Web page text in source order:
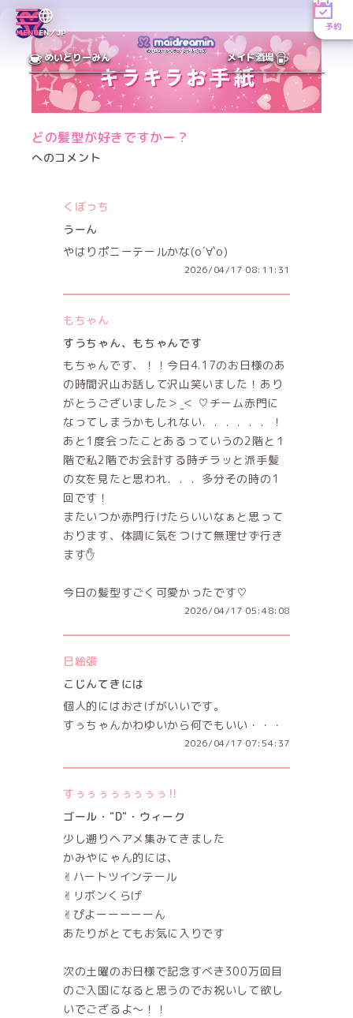
MENUEN／JP
予約
めいどりーみん メイド酒場
どの髪型が好きですかー？
へのコメント
くぼっち
うーん
やはりポニーテールかな(о´∀`о)
2026/04/17 08:11:31
もちゃん
すうちゃん、もちゃんです
もちゃんです、！！今日4.17のお日様のあ
の時間沢山お話して沢山笑いました！あり
がとうございました＞ ̫＜ ♡チーム赤門に
なってしまうかもしれない．．．．．．！
あと1度会ったことあるっていうの2階と１
階で私2階でお会計する時チラッと派手髪
の女を見たと思われ．．．多分その時の1
回です！
またいつか赤門行けたらいいなぁと思って
おります、体調に気をつけて無理せず行き
ます✋
今日の髪型すごく可愛かったです♡
2026/04/17 05:48:08
巳絵張
こじんてきには
個人的にはおさげがいいです。
すぅちゃんかわゆいから何でもいい・・・
2026/04/17 07:54:37
すぅぅぅぅぅぅぅぅ‼
ゴール・"D"・ウィーク
少し遡りヘアメ集みてきました
かみやにゃん的には、
✌︎ハートツインテール
✌︎リボンくらげ
✌︎ぴよーーーーーん
あたりがとてもお気に入りです
次の土曜のお日様で記念すべき300万回目
のご入国になると思うのでお祝いして欲し
いでござるよ〜！！